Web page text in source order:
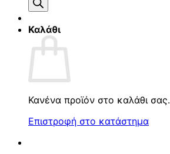
Καλάθι
Κανένα προϊόν στο καλάθι σας.
Επιστροφή στο κατάστημα